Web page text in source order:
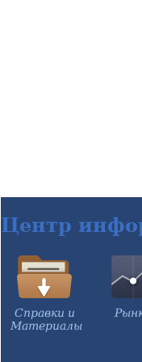
Центр
Справки и
Материалы